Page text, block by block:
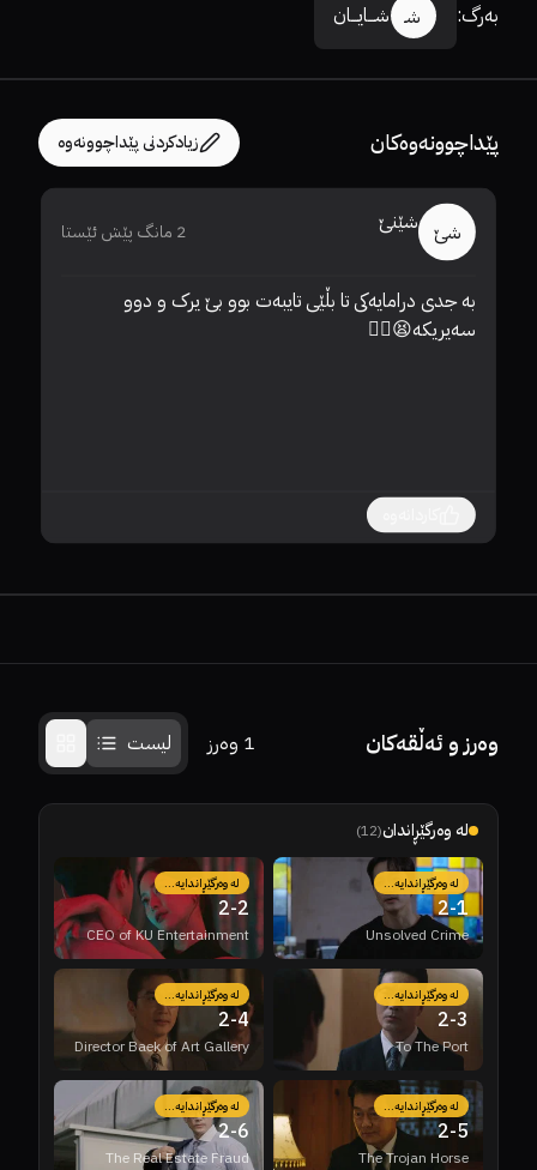
بەرگ: شـ شـــایـــان
پێداچوونەوەکان زیادکردنی پێداچوونەوە
شێ شێنێ 2 مانگ پێش ئێستا
بە جدی درامایەکی تا بڵێی تایبەت بوو بێ یرک و دوو
سەیریکە😫❤️‍🔥
وەرز و ئەڵقەکان 1 وەرز لیست
لە وەرگێڕاندان(
12
)
لە وەرگێڕاندایە...
2-1
Unsolved Crime
لە وەرگێڕاندایە...
2-2
CEO of KU Entertainment
لە وەرگێڕاندایە...
2-3
To The Port
لە وەرگێڕاندایە...
2-4
Director Baek of Art Gallery
لە وەرگێڕاندایە...
2-5
The Trojan Horse
لە وەرگێڕاندایە...
2-6
The Real Estate Fraud